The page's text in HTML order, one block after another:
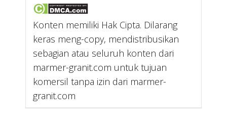
Konten memiliki Hak Cipta. Dilarang
keras meng-copy, mendistribusikan
sebagian atau seluruh konten dari
marmer-granit.com untuk tujuan
komersil tanpa izin dari marmer-
granit.com